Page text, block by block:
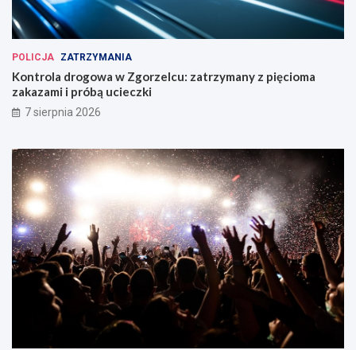
POLICJA ZATRZYMANIA
Kontrola drogowa w Zgorzelcu: zatrzymany z pięcioma
zakazami i próbą ucieczki
7 sierpnia 2026